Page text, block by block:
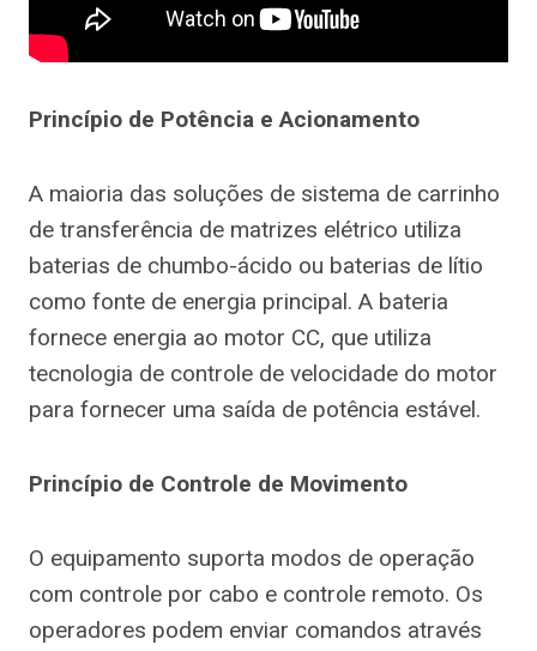
Princípio de Potência e Acionamento
A maioria das soluções de sistema de carrinho
de transferência de matrizes elétrico utiliza
baterias de chumbo-ácido ou baterias de lítio
como fonte de energia principal. A bateria
fornece energia ao motor CC, que utiliza
tecnologia de controle de velocidade do motor
para fornecer uma saída de potência estável.
Princípio de Controle de Movimento
O equipamento suporta modos de operação
com controle por cabo e controle remoto. Os
operadores podem enviar comandos através